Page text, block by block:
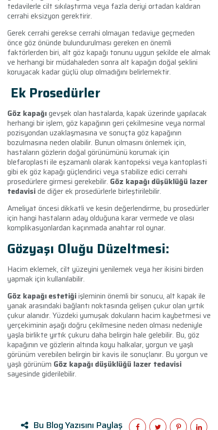
tedavilerle cilt sıkılaştırma veya fazla deriyi ortadan kaldıran
cerrahi eksizyon gerektirir.
Gerek cerrahi gerekse cerrahi olmayan tedaviye geçmeden
önce göz önünde bulundurulması gereken en önemli
faktörlerden biri, alt göz kapağı tonunu uygun şekilde ele almak
ve herhangi bir müdahaleden sonra alt kapağın doğal şeklini
koruyacak kadar güçlü olup olmadığını belirlemektir.
Ek Prosedürler
Göz kapağıgevşek olan hastalarda, kapak üzerinde yapılacak
herhangi bir işlem, göz kapağının geri çekilmesine veya normal
pozisyondan uzaklaşmasına ve sonuçta göz kapağının
bozulmasına neden olabilir. Bunun olmasını önlemek için,
hastaların gözlerin doğal görünümünü korumak için
blefaroplasti ile eşzamanlı olarak kantopeksi veya kantoplasti
gibi ek göz kapağı güçlendirici veya stabilize edici cerrahi
prosedürlere girmesi gerekebilir. Göz kapağı düşüklüğü lazer
tedaviside diğer ek prosedürlerle birleştirilebilir.
Ameliyat öncesi dikkatli ve kesin değerlendirme, bu prosedürler
için hangi hastaların aday olduğuna karar vermede ve olası
komplikasyonlardan kaçınmada anahtar rol oynar.
Gözyaşı Oluğu Düzeltmesi:
Hacim eklemek, cilt yüzeyini yenilemek veya her ikisini birden
yapmak için kullanılabilir.
Göz kapağı estetiğiişleminin önemli bir sonucu, alt kapak ile
yanak arasındaki bağlantı noktasında gelişen çukur olan yırtık
çukur alanıdır. Yüzdeki yumuşak dokuların hacim kaybetmesi ve
yerçekiminin aşağı doğru çekilmesine neden olması nedeniyle
yaşla birlikte yırtık çukuru daha belirgin hale gelebilir. Bu, göz
kapağının ve gözlerin altında koyu halkalar, yorgun ve yaşlı
görünüm verebilen belirgin bir kavis ile sonuçlanır. Bu yorgun ve
yaşlı görünüm Göz kapağı düşüklüğü lazer tedavisi
sayesinde giderilebilir.
Bu Blog Yazısını Paylaş